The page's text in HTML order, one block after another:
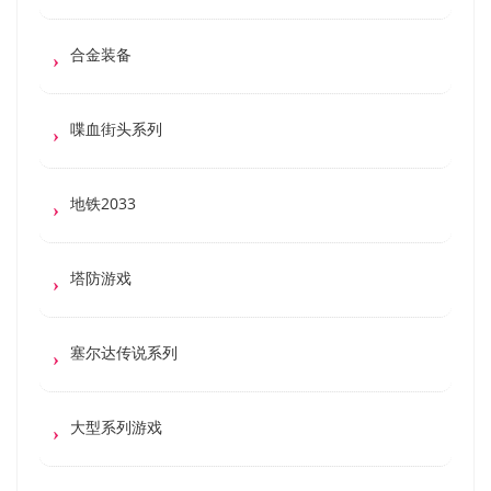
合金装备
喋血街头系列
地铁2033
塔防游戏
塞尔达传说系列
大型系列游戏